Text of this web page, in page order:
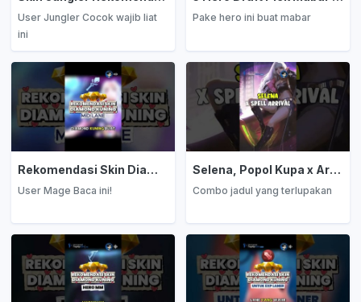
User Jungler Cocok wajib liat
ini
Pake hero ini buat mabar
Rekomendasi Skin Diamond Kuning: Mage
User Mage Baca ini!
Selena, Popol Kupa x Arrival
Combo jadul yang terlupakan